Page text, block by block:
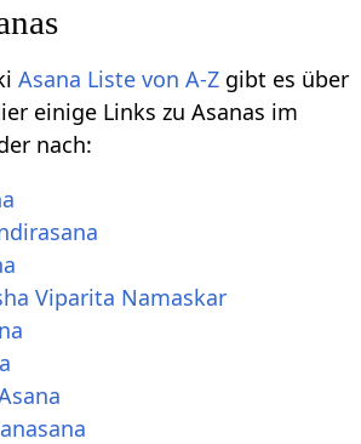
Asana Liste von A-Z gibt es über
einige Links zu Asanas im
nach:
Viparita Namaskar